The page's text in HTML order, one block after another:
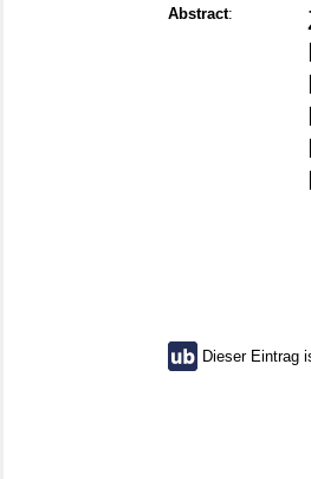
Abstract:
Dieser Eintrag